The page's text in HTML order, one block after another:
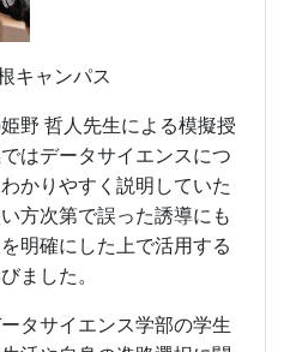
キャンパス
野 哲人先生による模擬授
はデータサイエンスにつ
かりやすく説明していた
方次第で誤った誘導にも
明確にした上で活用する
ました。
タサイエンス学部の学生